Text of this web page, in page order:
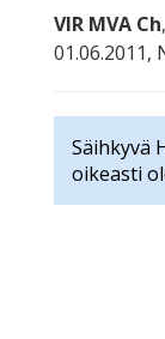
VIR MVA Ch
01.06.2011,
Säihkyvä
oikeasti